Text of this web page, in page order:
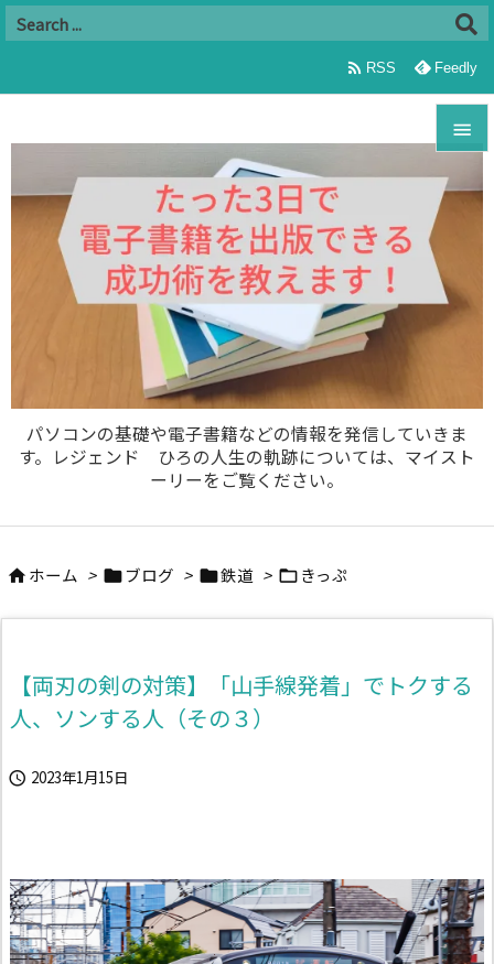
パソコンの基礎や電子書籍などの情報を発信していきま
す。レジェンド ひろの人生の軌跡については、マイスト
ーリーをご覧ください。


メニュ

前へ

検索
 RSS Feedly
 ホーム > ブログ > 鉄道 >  きっぷ
【両刃の剣の対策】「山手線発着」でトクする
人、ソンする人（その３）
 2023年1月15日